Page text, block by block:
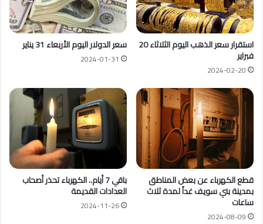
استقرار سعر الذهب اليوم الثلاثاء 20
فبراير
2024-02-20
سعر الدولار اليوم الأربعاء 31 يناير
2024-01-31
قطع الكهرباء عن بعض المناطق
بمدينة بني سويف غداً لمدة ثلاث
ساعات
2024-08-09
باقي 7 أيام.. الكهرباء تحذر أصحاب
العدادات القديمة
2024-11-26